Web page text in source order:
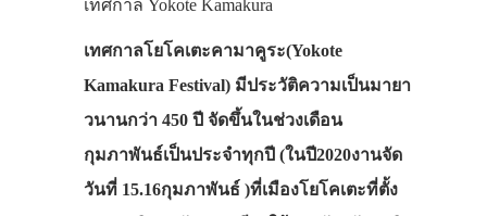
เทศกาล Yokote Kamakura
เทศกาลโยโคเตะคามาคูระ(Yokote
Kamakura Festival) มีประวัติความเป็นมายา
วนานกว่า 450 ปี จัดขึ้นในช่วงเดือน
กุมภาพันธ์เป็นประจำทุกปี (ในปี2020งานจัด
วันที่ 15.16กุมภาพันธ์ )ที่เมืองโยโคเตะที่ตั้ง